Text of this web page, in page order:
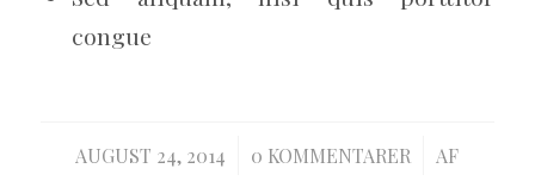
congue
AUGUST 24, 2014
/ 0 KOMMENTARER
/
AF